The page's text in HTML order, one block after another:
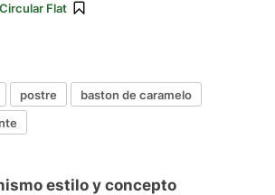
Flat
postre
baston de caramelo
estilo y concepto